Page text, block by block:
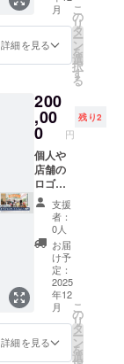
存方
法：常
※商品ラ
ベルに
事項を
記載し
ており
ます。
開封前
に必ず
ご確認
くださ
い。
は和晒
京の
ガーゼ
メニ
ティは
自然由
来にこ
だわ
り、カ
ラダに
優しい
ものを
揃えて
おりま
す。 こ
の機会
にぜひ
ご利用
くださ
いま
せ。
せてい
ただき
ます ・
「MISO
NO
GATE」
壁面に
お名前
掲載
（希望
者の
み・匿
名可）
【注意
事項】
ご支援
の際
は、必
ず備考
欄に掲
載を希
望され
るお名
前をご
ギャラ
リー壁
面にお
名前を
掲載さ
ただき
ます。
【提供
内容】
・また
たびさ
んのポ
スト
カード
で、心
を込め
たお礼
のメッ
セージ
を送ら
せてい
ただき
ます ・
「MISO
月
詳細を見る
こ
の
リ
タ
ー
ン
を
選
択
す
る
200
,00
0 円
残り2
個人や
店舗の
ロゴ・
デザイ
ンに。
唯一無
二の
フォン
トアー
トを手
にした
い方
へ。
【提供
内容】
支援
者：
0人
お届
け予
定：
2025
年12
月
詳細を見る
こ
の
リ
タ
ー
ン
を
選